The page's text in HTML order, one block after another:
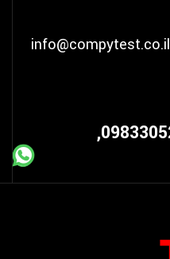
info@compytest.co.il
098330523,